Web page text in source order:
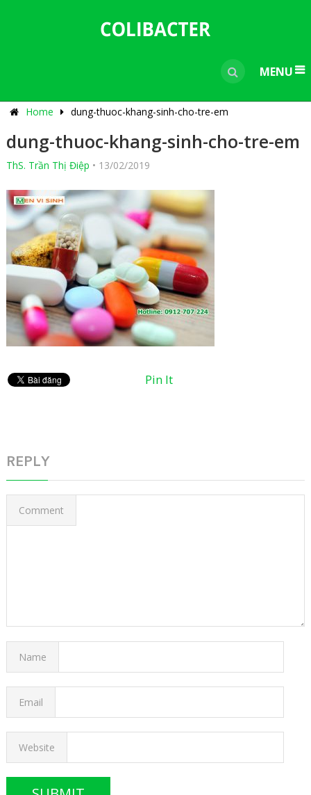
MENU
Home dung-thuoc-khang-sinh-cho-tre-em
dung-thuoc-khang-sinh-cho-tre-em
ThS. Trần Thị Điệp • 13/02/2019
Pin It
REPLY
Comment
Name
Email
Website